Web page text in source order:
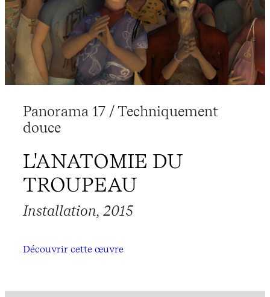
Panorama 17 / Techniquement
douce
L'ANATOMIE DU
TROUPEAU
Installation, 2015
Découvrir cette œuvre